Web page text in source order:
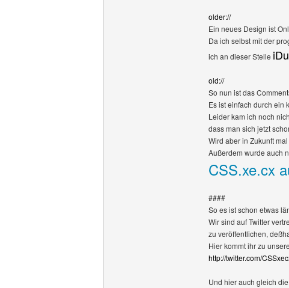
older://
Ein neues Design ist
Da ich selbst mit der
ich an dieser Stelle
old://
So nun ist das
Es ist einfach durch ein
Leider kam ich noch
dass man sich jetzt
Wird aber in Zukunft
Außerdem wurde auch
CSS.xe.cx
####
So es ist schon etwas
Wir sind auf Twitter
zu veröffentlichen,
Hier kommt ihr zu
http://twitter.com/
Und hier auch gleich